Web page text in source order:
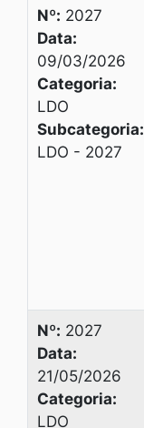
Nº: 2027
Data:
09/03/2026
Categoria:
LDO
Subcategoria:
LDO - 2027
Nº: 2027
Data:
21/05/2026
Categoria:
LDO